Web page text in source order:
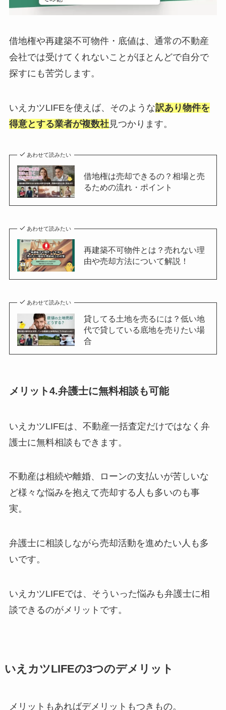
借地権や再建築不可物件・底値は、通常の不動産
会社では受けてくれないことがほとんどで自分で
探すにも苦労します。
いえカツLIFEを使えば、そのような訳あり物件を
得意とする業者が複数社見つかります。
あわせて読みたい
借地権は売却できるの？相場と売
るための流れ・ポイント
あわせて読みたい
再建築不可物件とは？売れない理
由や売却方法について解説！
あわせて読みたい
貸してる土地を売るには？低い地
代で貸している底地を売りたい場
合
メリット4.弁護士に無料相談も可能
いえカツLIFEは、不動産一括査定だけではなく弁
護士に無料相談もできます。
不動産は相続や離婚、ローンの支払いが苦しいな
ど様々な悩みを抱えて売却する人も多いのも事
実。
弁護士に相談しながら売却活動を進めたい人も多
いです。
いえカツLIFEでは、そういった悩みも弁護士に相
談できるのがメリットです。
いえカツLIFEの3つのデメリット
メリットもあればデメリットもつきもの。